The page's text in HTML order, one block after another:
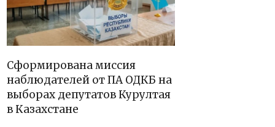
Сформирована миссия
наблюдателей от ПА ОДКБ на
выборах депутатов Курултая
в Казахстане